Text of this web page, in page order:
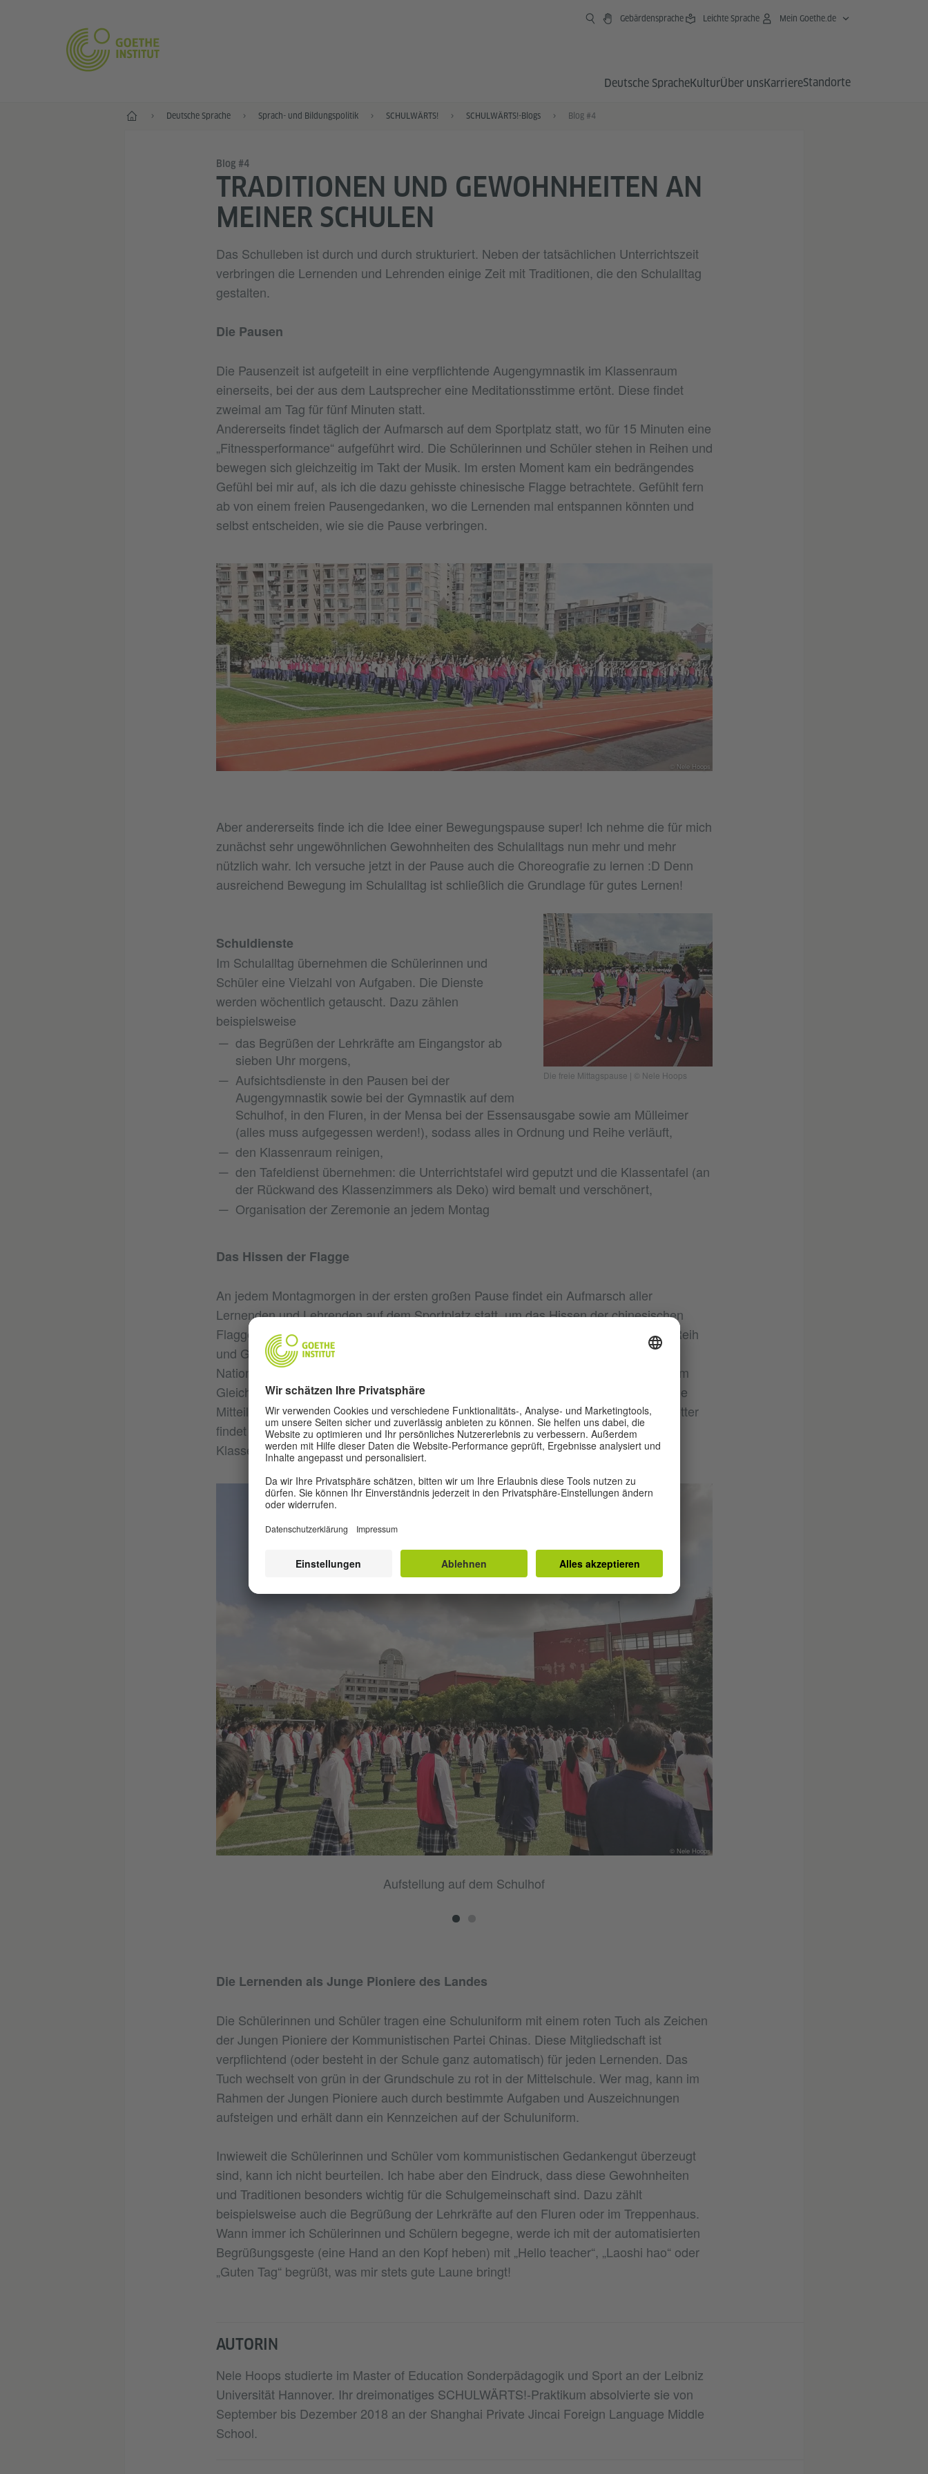
Gebärdensprache Leichte Sprache Mein Goethe.de
Deutsche SpracheKulturÜber unsKarriereStandorte
Start Deutsche Sprache Sprach- und Bildungspolitik SCHULWÄRTS! SCHULWÄRTS!-Blogs Blog #4
Blog #4
TRADITIONEN UND GEWOHNHEITEN AN
MEINER SCHULEN
Das Schulleben ist durch und durch strukturiert. Neben der tatsächlichen Unterrichtszeit
verbringen die Lernenden und Lehrenden einige Zeit mit Traditionen, die den Schulalltag
gestalten.
Die Pausen
Die Pausenzeit ist aufgeteilt in eine verpflichtende Augengymnastik im Klassenraum
einerseits, bei der aus dem Lautsprecher eine Meditationsstimme ertönt. Diese findet
zweimal am Tag für fünf Minuten statt.
Andererseits findet täglich der Aufmarsch auf dem Sportplatz statt, wo für 15 Minuten eine
„Fitnessperformance“ aufgeführt wird. Die Schülerinnen und Schüler stehen in Reihen und
bewegen sich gleichzeitig im Takt der Musik. Im ersten Moment kam ein bedrängendes
Gefühl bei mir auf, als ich die dazu gehisste chinesische Flagge betrachtete. Gefühlt fern
ab von einem freien Pausengedanken, wo die Lernenden mal entspannen könnten und
selbst entscheiden, wie sie die Pause verbringen.
© Nele Hoops
Aber andererseits finde ich die Idee einer Bewegungspause super! Ich nehme die für mich
zunächst sehr ungewöhnlichen Gewohnheiten des Schulalltags nun mehr und mehr
nützlich wahr. Ich versuche jetzt in der Pause auch die Choreografie zu lernen :D Denn
ausreichend Bewegung im Schulalltag ist schließlich die Grundlage für gutes Lernen!
Die freie Mittagspause | © Nele Hoops
Schuldienste
Im Schulalltag übernehmen die Schülerinnen und
Schüler eine Vielzahl von Aufgaben. Die Dienste
werden wöchentlich getauscht. Dazu zählen
beispielsweise
das Begrüßen der Lehrkräfte am Eingangstor ab
sieben Uhr morgens,
Aufsichtsdienste in den Pausen bei der
Augengymnastik sowie bei der Gymnastik auf dem
Schulhof, in den Fluren, in der Mensa bei der Essensausgabe sowie am Mülleimer
(alles muss aufgegessen werden!), sodass alles in Ordnung und Reihe verläuft,
den Klassenraum reinigen,
den Tafeldienst übernehmen: die Unterrichtstafel wird geputzt und die Klassentafel (an
der Rückwand des Klassenzimmers als Deko) wird bemalt und verschönert,
Organisation der Zeremonie an jedem Montag
Das Hissen der Flagge
An jedem Montagmorgen in der ersten großen Pause findet ein Aufmarsch aller
Lernenden und Lehrenden auf dem Sportplatz statt, um das Hissen der chinesischen
Flagge zu zelebrieren. Jede Person (auch die Lehrkräfte) stehen dabei geordnet in Reih
und Glied. Nach einem Kommando durch das Megafon ertönt die chinesische
Nationalhymne und die verantwortlichen Schüler transportieren eine riesige Flagge im
Gleichschritt über den Schulhof bis zum Mast. Wenn die Fahne weht, werden wichtige
Mitteilungen oder Texte verlesen und Auszeichnungen verliehen. Bei schlechtem Wetter
findet dieser Akt in der kleinen Aula statt und wird über die Lautsprecher in jedes
Klassenzimmer übertragen.
© Nele Hoops
Aufstellung auf dem Schulhof
Die Lernenden als Junge Pioniere des Landes
Die Schülerinnen und Schüler tragen eine Schuluniform mit einem roten Tuch als Zeichen
der Jungen Pioniere der Kommunistischen Partei Chinas. Diese Mitgliedschaft ist
verpflichtend (oder besteht in der Schule ganz automatisch) für jeden Lernenden. Das
Tuch wechselt von grün in der Grundschule zu rot in der Mittelschule. Wer mag, kann im
Rahmen der Jungen Pioniere auch durch bestimmte Aufgaben und Auszeichnungen
aufsteigen und erhält dann ein Kennzeichen auf der Schuluniform.
Inwieweit die Schülerinnen und Schüler vom kommunistischen Gedankengut überzeugt
sind, kann ich nicht beurteilen. Ich habe aber den Eindruck, dass diese Gewohnheiten
und Traditionen besonders wichtig für die Schulgemeinschaft sind. Dazu zählt
beispielsweise auch die Begrüßung der Lehrkräfte auf den Fluren oder im Treppenhaus.
Wann immer ich Schülerinnen und Schülern begegne, werde ich mit der automatisierten
Begrüßungsgeste (eine Hand an den Kopf heben) mit „Hello teacher“, „Laoshi hao“ oder
„Guten Tag“ begrüßt, was mir stets gute Laune bringt!
AUTORIN
Nele Hoops studierte im Master of Education Sonderpädagogik und Sport an der Leibniz
Universität Hannover. Ihr dreimonatiges SCHULWÄRTS!-Praktikum absolvierte sie von
September bis Dezember 2018 an der Shanghai Private Jincai Foreign Language Middle
School.